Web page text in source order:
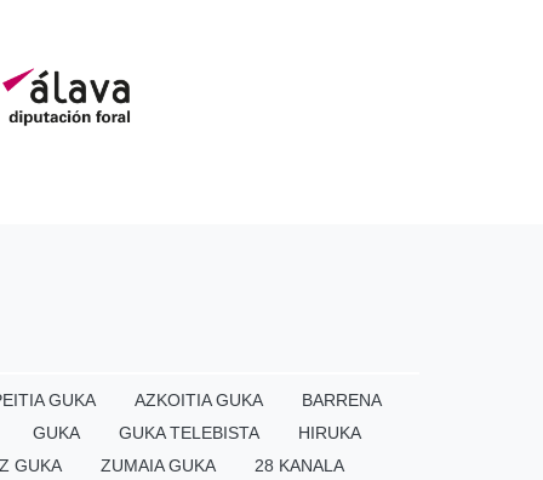
GUKA AZKOITIA GUKA
BARRENA
GUKA
GUKA TELEBISTA
HIRUKA
GUKA
ZUMAIA GUKA 28 KANALA